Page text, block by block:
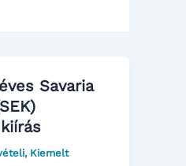
Savaria
, Kiemelt